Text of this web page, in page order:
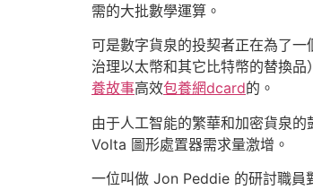
需的大批數學運算。
可是數字貨泉的投契者正在為了一
治理以太幣和其它比特幣的替換
養故事高效包養網dcard的。
由于人工智能的繁華和加密貨泉
Volta 圖形處置器需求量激增。
一位叫做 Jon Peddie 的研討職員